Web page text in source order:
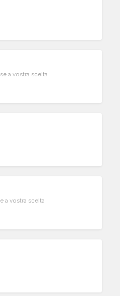
a vostra scelta
a vostra scelta